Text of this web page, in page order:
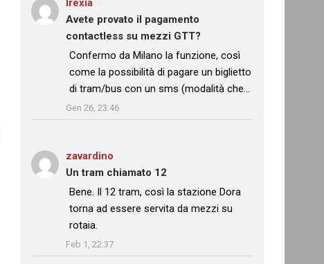
Irexia
Avete provato il pagamento
contactless su mezzi GTT?
: “
Confermo da Milano la funzione, così
come la possibilità di pagare un biglietto
di tram/bus con un sms (modalità che…
Gen 26, 23:46
zavardino
Un tram chiamato 12
: “
Bene. Il 12 tram, così la stazione Dora
torna ad essere servita da mezzi su
rotaia.
Feb 1, 22:37